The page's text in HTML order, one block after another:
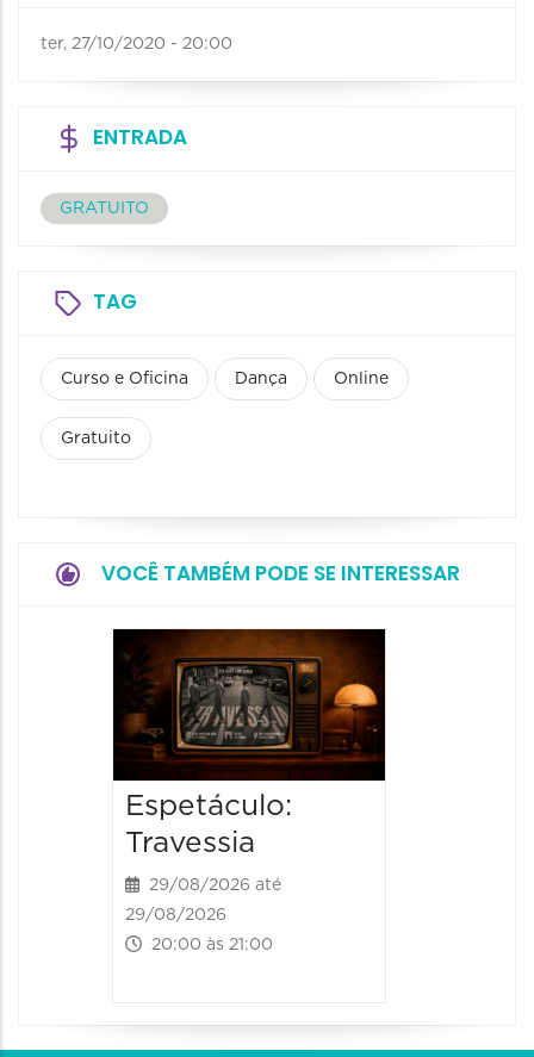
ter, 27/10/2020 - 20:00
ENTRADA
GRATUITO
TAG
Curso e Oficina Dança Online
Gratuito
VOCÊ TAMBÉM PODE SE INTERESSAR
Espetáculo:
Travessia
29/08/2026 até
29/08/2026
20:00 às 21:00